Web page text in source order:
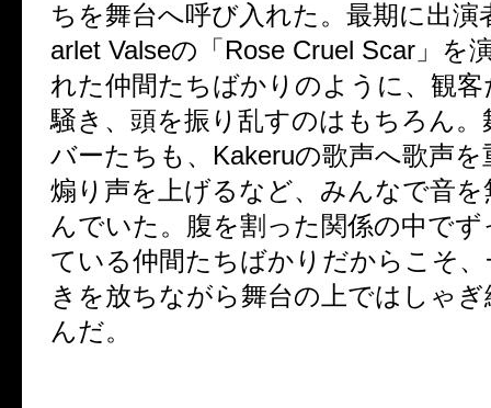
ちを舞台へ呼び入れた。最期に出演
arlet Valseの「 Rose Cruel Scar 」を
れた仲間たちばかりのように、観
騒き、頭を振り乱すのはもちろん。
バーたちも、 Kakeruの歌声へ歌声
煽り声を上げるなど、みんなで音を
んでいた。腹を割った関係の中で
ている仲間たちばかりだからこそ
きを放ちながら舞台の上ではしゃ
んだ。